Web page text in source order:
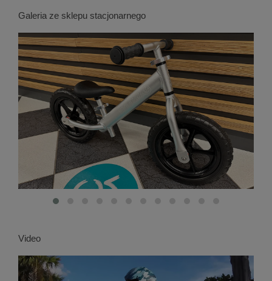
Galeria ze sklepu stacjonarnego
Video